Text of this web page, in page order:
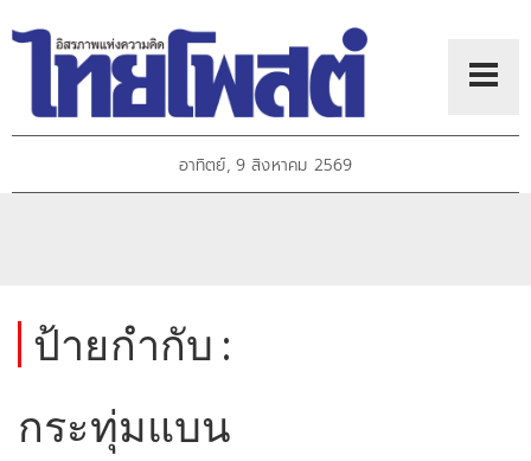
อาทิตย์, 9 สิงหาคม 2569
ป้ายกำกับ :
กระทุ่มแบน